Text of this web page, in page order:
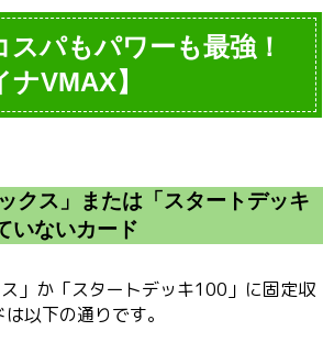
パもパワーも最強！
ナVMAX】
クス」または「スタートデッキ
いないカード
ス」か「スタートデッキ100」に固定収
以下の通りです。